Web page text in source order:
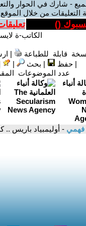
- شارك في الحوار
التعليقات من خلال
(
)
الكاتب-ة
قابلة للطباعة |
|حفظ | بحث |
عدد الموضوعات
فهمي - أوليمبياد باريس ..